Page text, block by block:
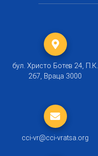
бул. Христо Ботев 24, П.К.
267, Враца 3000
cci-vr@cci-vratsa.org